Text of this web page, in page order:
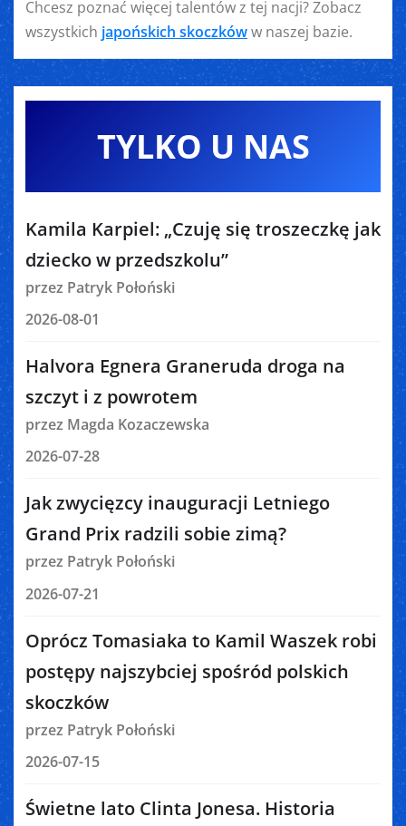
Chcesz poznać więcej talentów z tej nacji? Zobacz
wszystkich japońskich skoczkóww naszej bazie.
TYLKO U NAS
Kamila Karpiel: „Czuję się troszeczkę jak
dziecko w przedszkolu”
przez Patryk Połoński
2026-08-01
Halvora Egnera Graneruda droga na
szczyt i z powrotem
przez Magda Kozaczewska
2026-07-28
Jak zwycięzcy inauguracji Letniego
Grand Prix radzili sobie zimą?
przez Patryk Połoński
2026-07-21
Oprócz Tomasiaka to Kamil Waszek robi
postępy najszybciej spośród polskich
skoczków
przez Patryk Połoński
2026-07-15
Świetne lato Clinta Jonesa. Historia